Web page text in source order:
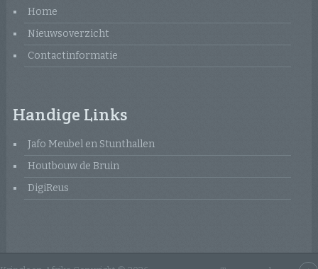
Home
Nieuwsoverzicht
Contactinformatie
Handige Links
Jafo Meubel en Stunthallen
Houtbouw de Bruin
DigiReus